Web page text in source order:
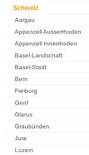
Schweiz
Aargau
Appenzell Ausserrhoden
Appenzell Innerrhoden
Basel-Landschaft
Basel-Stadt
Bern
Freiburg
Genf
Glarus
Graubünden
Jura
Luzern